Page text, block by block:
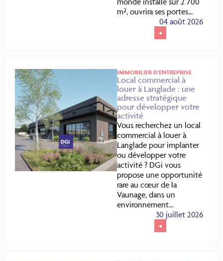
m², ouvrira ses portes...
04 août 2026
+
IMMOBILIER D’ENTREPRISE
Local commercial à
louer à Langlade : une
adresse stratégique
pour développer votre
activité
Vous recherchez un local
commercial à louer à
Langlade pour implanter
ou développer votre
activité ? DGi vous
propose une opportunité
rare au cœur de la
Vaunage, dans un
environnement...
30 juillet 2026
+